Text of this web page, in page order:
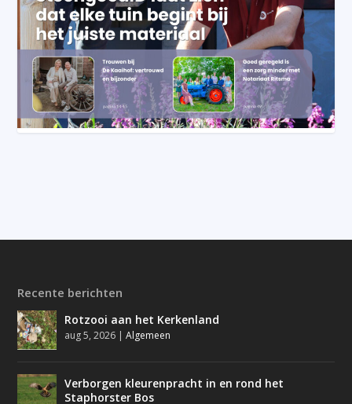
Recente berichten
Rotzooi aan het Kerkenland
aug 5, 2026 |Algemeen
Verborgen kleurenpracht in en rond het
Staphorster Bos